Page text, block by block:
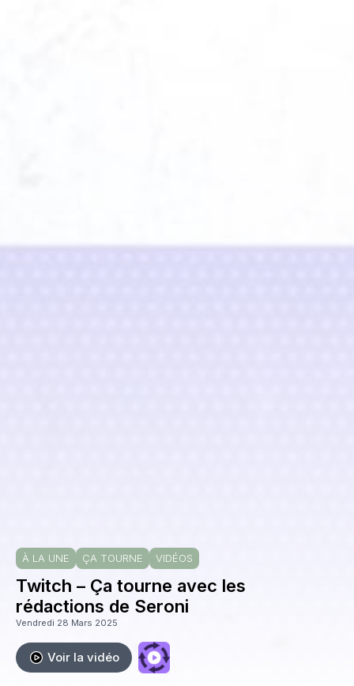
À LA UNE ÇA TOURNE VIDÉOS
Twitch – Ça tourne avec les
rédactions de Seroni
Vendredi 28 Mars 2025
Voir la vidéo